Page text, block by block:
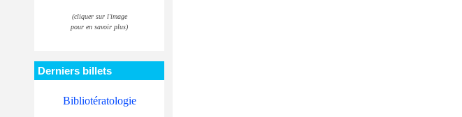
(cliquer sur l'image
pour en savoir plus)
Derniers billets
Bibliotératologie